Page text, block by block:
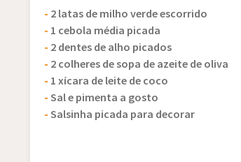
- 2 latas de milho verde escorrido
- 1 cebola média picada
- 2 dentes de alho picados
- 2 colheres de sopa de azeite de oliva
- 1 xícara de leite de coco
-Sal e pimenta a gosto
-Salsinha picada para decorar